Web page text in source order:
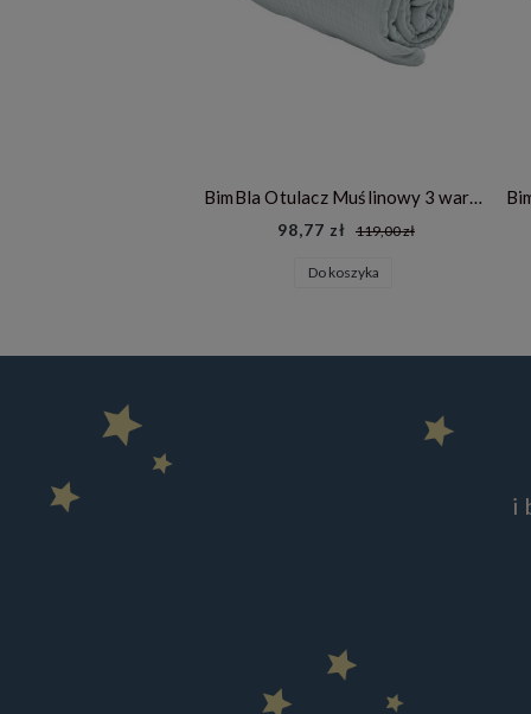
BimBla Otulacz Muślinowy 3 warstwowy - mint
98,77 zł 119,00 zł
Do koszyka
i